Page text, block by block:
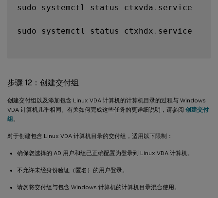
sudo systemctl status ctxvda . service
sudo systemctl status ctxhdx . service
步骤 12：创建交付组
创建交付组以及添加包含 Linux VDA 计算机的计算机目录的过程与 Windows
VDA 计算机几乎相同。有关如何完成这些任务的更详细说明，请参阅 创建交付
组。
对于创建包含 Linux VDA 计算机目录的交付组，适用以下限制：
确保您选择的 AD 用户和组已正确配置为登录到 Linux VDA 计算机。
不允许未经身份验证（匿名）的用户登录。
请勿将交付组与包含 Windows 计算机的计算机目录混合使用。